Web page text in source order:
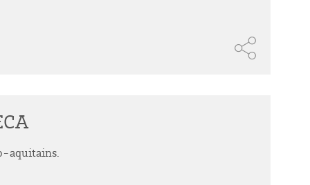
aquitains.